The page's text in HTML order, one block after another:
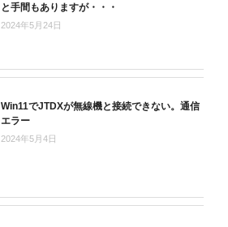
と手間もありますが・・・
2024年5月24日
Win11でJTDXが無線機と接続できない。通信
エラー
2024年5月4日